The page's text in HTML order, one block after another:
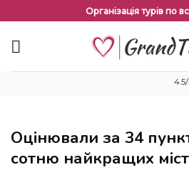
змісту
Організація турів по
4.5/
Оцінювали за 34 пунктами: названо
сотню найкращих міст